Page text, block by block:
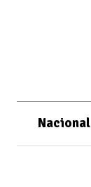
Nacional